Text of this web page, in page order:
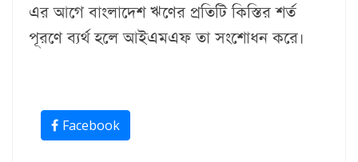
এর আগে বাংলাদেশ ঋণের প্রতিটি কিস্তির শর্ত
পূরণে ব্যর্থ হলে আইএমএফ তা সংশোধন করে।
Facebook